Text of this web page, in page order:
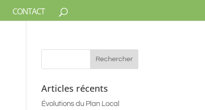
CONTACT
Articles récents
Évolutions du Plan Local